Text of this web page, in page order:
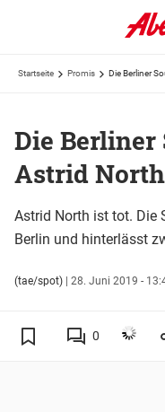
Startseite Promis Die Berliner
Die Berliner
Astrid
Astrid North ist tot. Die
Berlin und hinterlässt
(tae/spot) | 28. Juni 2019 -
0